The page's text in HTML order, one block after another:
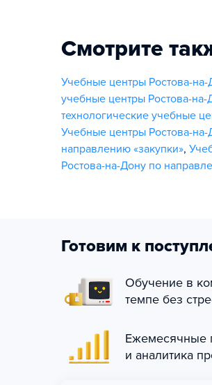
Смотрите
Учебные центры Ростова-на-
учебные центры Ростова-на-
технологические учебные
Учебные центры Ростова-
направлению «закупки»,
Ростова-на-Дону по
Готовим к
Обучение в
темпе без
Ежемесячные
и аналитика